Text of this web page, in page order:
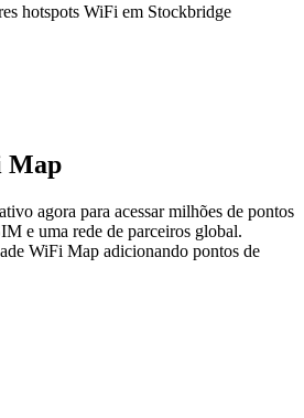
hotspots WiFi em Stockbridge
Map
agora para acessar milhões de pontos
e uma rede de parceiros global.
WiFi Map adicionando pontos de